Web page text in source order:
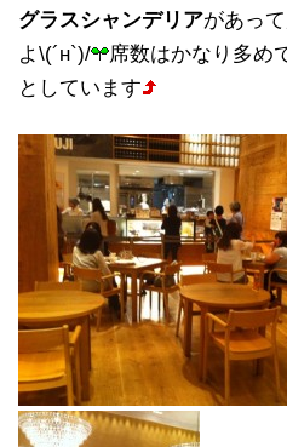
グラスシャンデリアがあっ
よ\(´н`)/
席数はかなり多め
としています